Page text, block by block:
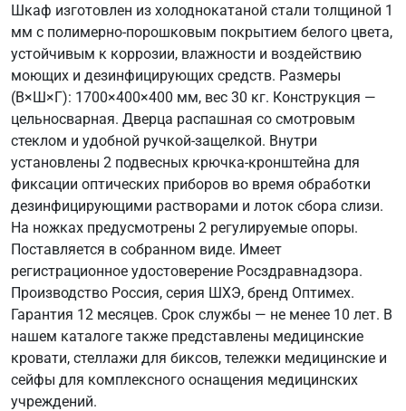
Шкаф изготовлен из холоднокатаной стали толщиной 1
мм с полимерно-порошковым покрытием белого цвета,
устойчивым к коррозии, влажности и воздействию
моющих и дезинфицирующих средств. Размеры
(В×Ш×Г): 1700×400×400 мм, вес 30 кг. Конструкция —
цельносварная. Дверца распашная со смотровым
стеклом и удобной ручкой-защелкой. Внутри
установлены 2 подвесных крючка-кронштейна для
фиксации оптических приборов во время обработки
дезинфицирующими растворами и лоток сбора слизи.
На ножках предусмотрены 2 регулируемые опоры.
Поставляется в собранном виде. Имеет
регистрационное удостоверение Росздравнадзора.
Производство Россия, серия ШХЭ, бренд Оптимех.
Гарантия 12 месяцев. Срок службы — не менее 10 лет. В
нашем каталоге также представлены медицинские
кровати, стеллажи для биксов, тележки медицинские и
сейфы для комплексного оснащения медицинских
учреждений.